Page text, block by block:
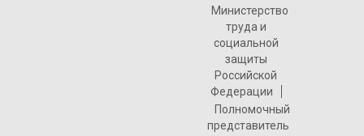
Министерство
труда и
социальной
защиты
Российской
Федерации
Полномочный
представитель